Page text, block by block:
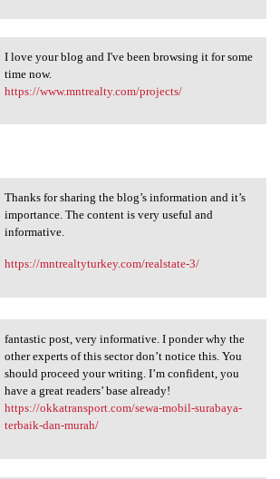
your blog and I've
I love your blog and I've been browsing it for some
time now.
https://www.mntrealty.com/projects/
for sharing the blog’s
Thanks for sharing the blog’s information and it’s
importance. The content is very useful and
informative.
https://mntrealtyturkey.com/realstate-3/
post, very
fantastic post, very informative. I ponder why the
other experts of this sector don’t notice this. You
should proceed your writing. I’m confident, you
have a great readers’ base already!
https://okkatransport.com/sewa-mobil-surabaya-
terbaik-dan-murah/